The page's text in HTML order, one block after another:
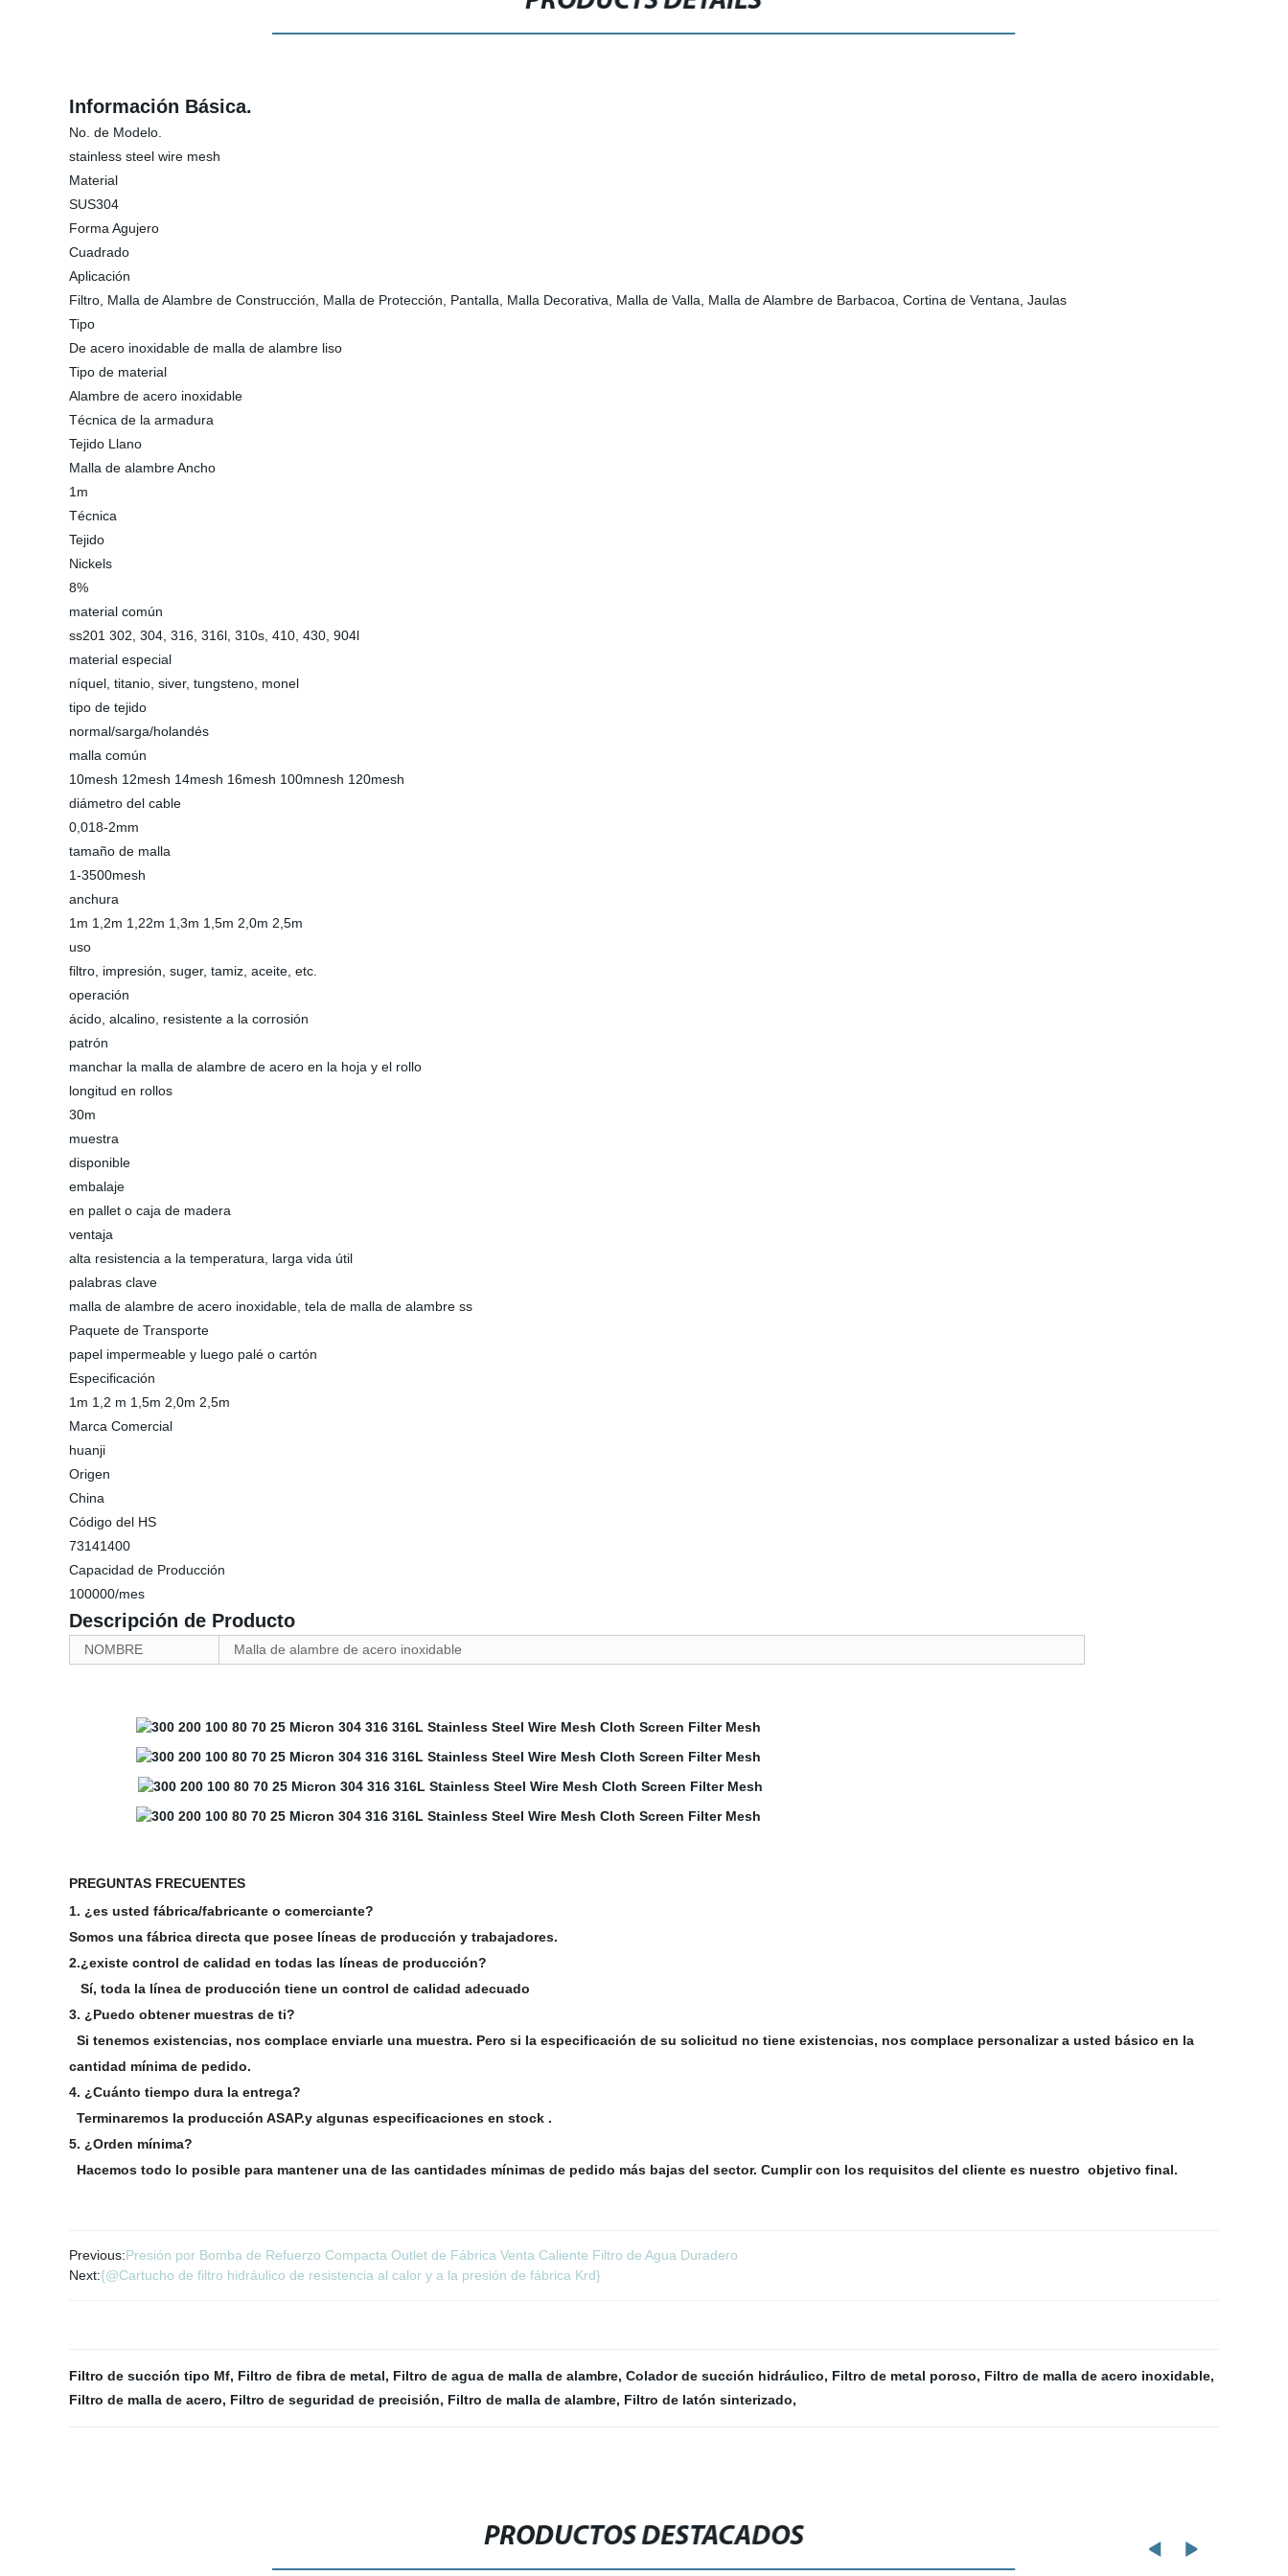
Información Básica.
No. de Modelo.
stainless steel wire mesh
Material
SUS304
Forma Agujero
Cuadrado
Aplicación
Filtro, Malla de Alambre de Construcción, Malla de Protección, Pantalla, Malla Decorativa, Malla de Valla, Malla de Alambre de Barbacoa, Cortina de Ventana, Jaulas
Tipo
De acero inoxidable de malla de alambre liso
Tipo de material
Alambre de acero inoxidable
Técnica de la armadura
Tejido Llano
Malla de alambre Ancho
1m
Técnica
Tejido
Nickels
8%
material común
ss201 302, 304, 316, 316l, 310s, 410, 430, 904l
material especial
níquel, titanio, siver, tungsteno, monel
tipo de tejido
normal/sarga/holandés
malla común
10mesh 12mesh 14mesh 16mesh 100mnesh 120mesh
diámetro del cable
0,018-2mm
tamaño de malla
1-3500mesh
anchura
1m 1,2m 1,22m 1,3m 1,5m 2,0m 2,5m
uso
filtro, impresión, suger, tamiz, aceite, etc.
operación
ácido, alcalino, resistente a la corrosión
patrón
manchar la malla de alambre de acero en la hoja y el rollo
longitud en rollos
30m
muestra
disponible
embalaje
en pallet o caja de madera
ventaja
alta resistencia a la temperatura, larga vida útil
palabras clave
malla de alambre de acero inoxidable, tela de malla de alambre ss
Paquete de Transporte
papel impermeable y luego palé o cartón
Especificación
1m 1,2 m 1,5m 2,0m 2,5m
Marca Comercial
huanji
Origen
China
Código del HS
73141400
Capacidad de Producción
100000/mes
Descripción de Producto
NOMBRE Malla de alambre de acero inoxidable
PREGUNTAS FRECUENTES
1. ¿es usted fábrica/fabricante o comerciante?
Somos una fábrica directa que posee líneas de producción y trabajadores.
2.¿existe control de calidad en todas las líneas de producción?
Sí, toda la línea de producción tiene un control de calidad adecuado
3. ¿Puedo obtener muestras de ti?
Si tenemos existencias, nos complace enviarle una muestra. Pero si la especificación de su solicitud no tiene existencias, nos complace personalizar a usted básico en la
cantidad mínima de pedido.
4. ¿Cuánto tiempo dura la entrega?
Terminaremos la producción ASAP.y algunas especificaciones en stock .
5. ¿Orden mínima?
Hacemos todo lo posible para mantener una de las cantidades mínimas de pedido más bajas del sector. Cumplir con los requisitos del cliente es nuestro objetivo final.
Previous:Presión por Bomba de Refuerzo Compacta Outlet de Fábrica Venta Caliente Filtro de Agua Duradero
Next:{@Cartucho de filtro hidráulico de resistencia al calor y a la presión de fábrica Krd}
Filtro de succión tipo Mf, Filtro de fibra de metal, Filtro de agua de malla de alambre, Colador de succión hidráulico, Filtro de metal poroso, Filtro de malla de acero inoxidable,
Filtro de malla de acero, Filtro de seguridad de precisión, Filtro de malla de alambre, Filtro de latón sinterizado,
PRODUCTOS DESTACADOS